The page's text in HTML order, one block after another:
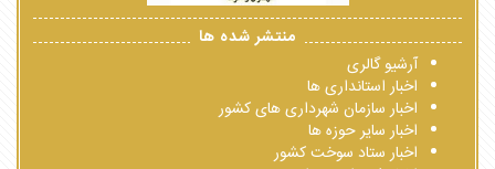
منتشر شده ها
آرشیو گالری
اخبار استانداری ها
اخبار سازمان شهرداری های کشور
اخبار سایر حوزه ها
اخبار ستاد سوخت کشور